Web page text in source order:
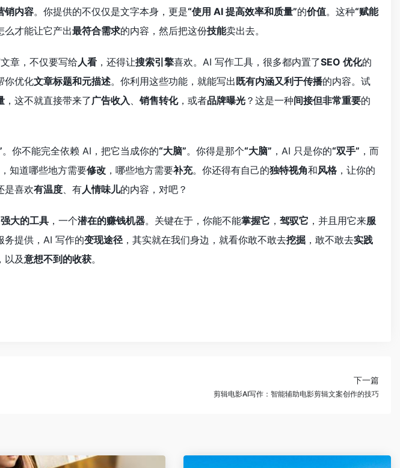
销内容。你提供的不仅仅是文字本身，更是“使用 AI 提高效率和质量”的价值。这种“赋能
么才能让它产出最符合需求的内容，然后把这份技能卖出去。
章，不仅要写给人看 ，还得让搜索引擎喜欢。AI 写作工具，很多都内置了SEO 优化的
你优化文章标题和元描述。你利用这些功能，就能写出既有内涵又利于传播的内容。试
，这不就直接带来了广告收入、销售转化，或者品牌曝光 ？这是一种间接但非常重要的
。你不能完全依赖 AI，把它当成你的“大脑”。你得是那个“大脑” ，AI 只是你的“双手” ，而
知道哪些地方需要修改 ，哪些地方需要补充。你还得有自己的独特视角和风格 ，让你的
是喜欢有温度、有人情味儿的内容，对吧？
强大的工具 ，一个潜在的赚钱机器。关键在于，你能不能掌握它 ， 驾驭它 ，并且用它来服
务提供，AI 写作的变现途径，其实就在我们身边，就看你敢不敢去挖掘 ，敢不敢去实践
，以及意想不到的收获。
下一篇
剪辑电影AI写作：智能辅助电影剪辑文案创作的技巧